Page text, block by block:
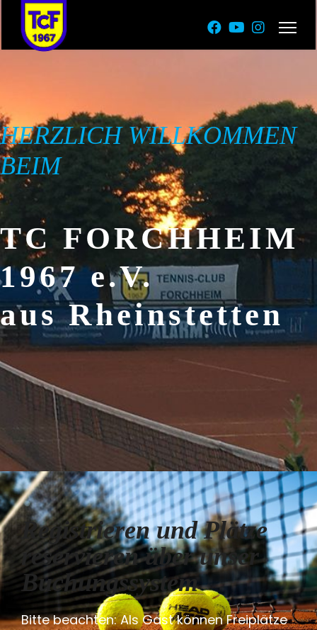
HERZLICH WILLKOMMEN
BEIM
TC FORCHHEIM
1967 e.V.
aus Rheinstetten
Registrieren und Plätze
reservieren über unser
Buchungssystem
Bitte beachten: Als Gast können Freiplätze